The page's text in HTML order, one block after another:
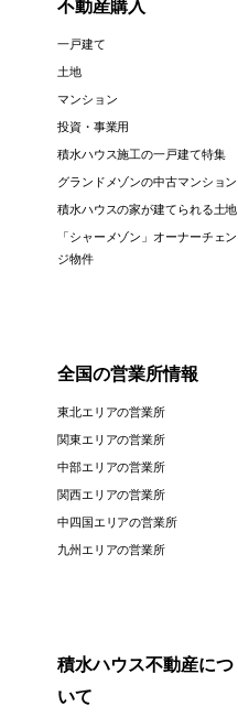
不動産購入
一戸建て
土地
マンション
投資・事業用
積水ハウス施工の一戸建て特集
グランドメゾンの中古マンション
積水ハウスの家が建てられる土地
「シャーメゾン」オーナーチェン
ジ物件
全国の営業所情報
東北エリアの営業所
関東エリアの営業所
中部エリアの営業所
関西エリアの営業所
中四国エリアの営業所
九州エリアの営業所
積水ハウス不動産につ
いて